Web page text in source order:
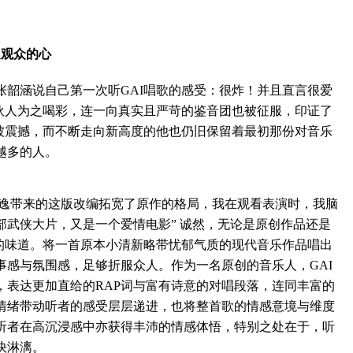
众的心
说自己第一次听GAI唱歌的感受：很炸！并且直言很爱
为之喝彩，连一向真实且严苛的鉴音团也被征服，印证了
撼，而不断走向新高度的他也仍旧保留着最初那份对音乐
的人。
来的这版改编拓宽了原作的格局，我在观看表演时，我脑
侠大片，又是一个爱情电影” 诚然，无论是原创作品还是
道。将一首原本小清新略带忧郁气质的现代音乐作品唱出
与氛围感，足够折服众人。作为一名原创的音乐人，GAI
达更加直给的RAP词与富有诗意的对唱段落，连同丰富的
带动听者的感受层层递进，也将整首歌的情感意境与维度
在高沉浸感中亦获得丰沛的情感体悟，特别之处在于，听
漓。